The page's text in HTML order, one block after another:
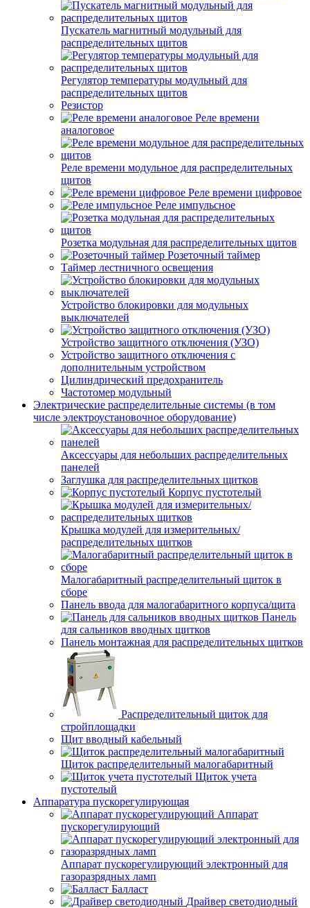
Пускатель магнитный модульный для
распределительных щитов
Регулятор температуры модульный для
распределительных щитов
Резистор
Реле времени
аналоговое
Реле времени модульное для распределительных
щитов
Реле времени цифровое
Реле импульсное
Розетка модульная для распределительных щитов
Розеточный таймер
Таймер лестничного освещения
Устройство блокировки для модульных
выключателей
Устройство защитного отключения (УЗО)
Устройство защитного отключения с
дополнительным устройством
Цилиндрический предохранитель
Частотомер модульный
Электрические распределительные системы (в том
числе электроустановочное оборудование)
Аксессуары для небольших распределительных
панелей
Заглушка для распределительных щитков
Корпус пустотелый
Крышка модулей для измерительных/
распределительных щитков
Малогабаритный распределительный щиток в
сборе
Панель ввода для малогабаритного корпуса/щита
Панель
для сальников вводных щитков
Панель монтажная для распределительных щитков
Распределительный щиток для
стройплощадки
Щит вводный кабельный
Щиток распределительный малогабаритный
Щиток учета
пустотелый
Аппаратура пускорегулирующая
Аппарат
пускорегулирующий
Аппарат пускорегулирующий электронный для
газоразрядных ламп
Балласт
Драйвер светодиодный